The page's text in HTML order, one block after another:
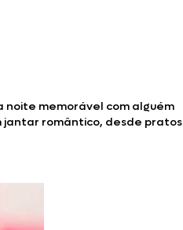
noite memorável com alguém
jantar romântico, desde pratos